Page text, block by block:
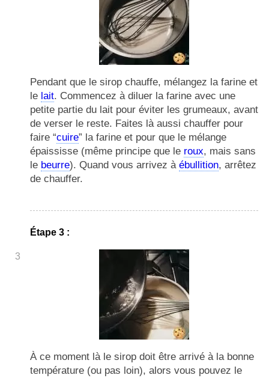
Pendant que le sirop chauffe, mélangez la farine et
le lait. Commencez à diluer la farine avec une
petite partie du lait pour éviter les grumeaux, avant
de verser le reste. Faites là aussi chauffer pour
faire “cuire” la farine et pour que le mélange
épaississe (même principe que le roux, mais sans
le beurre). Quand vous arrivez à ébullition, arrêtez
de chauffer.
Étape 3 :
3
À ce moment là le sirop doit être arrivé à la bonne
température (ou pas loin), alors vous pouvez le